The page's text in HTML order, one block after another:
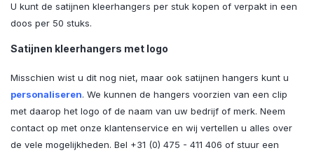
U kunt de satijnen kleerhangers per stuk kopen of verpakt in een
doos per 50 stuks.
Satijnen kleerhangers met logo
Misschien wist u dit nog niet, maar ook satijnen hangers kunt u
personaliseren. We kunnen de hangers voorzien van een clip
met daarop het logo of de naam van uw bedrijf of merk. Neem
contact op met onze klantenservice en wij vertellen u alles over
de vele mogelijkheden. Bel +31 (0) 475 - 411 406 of stuur een